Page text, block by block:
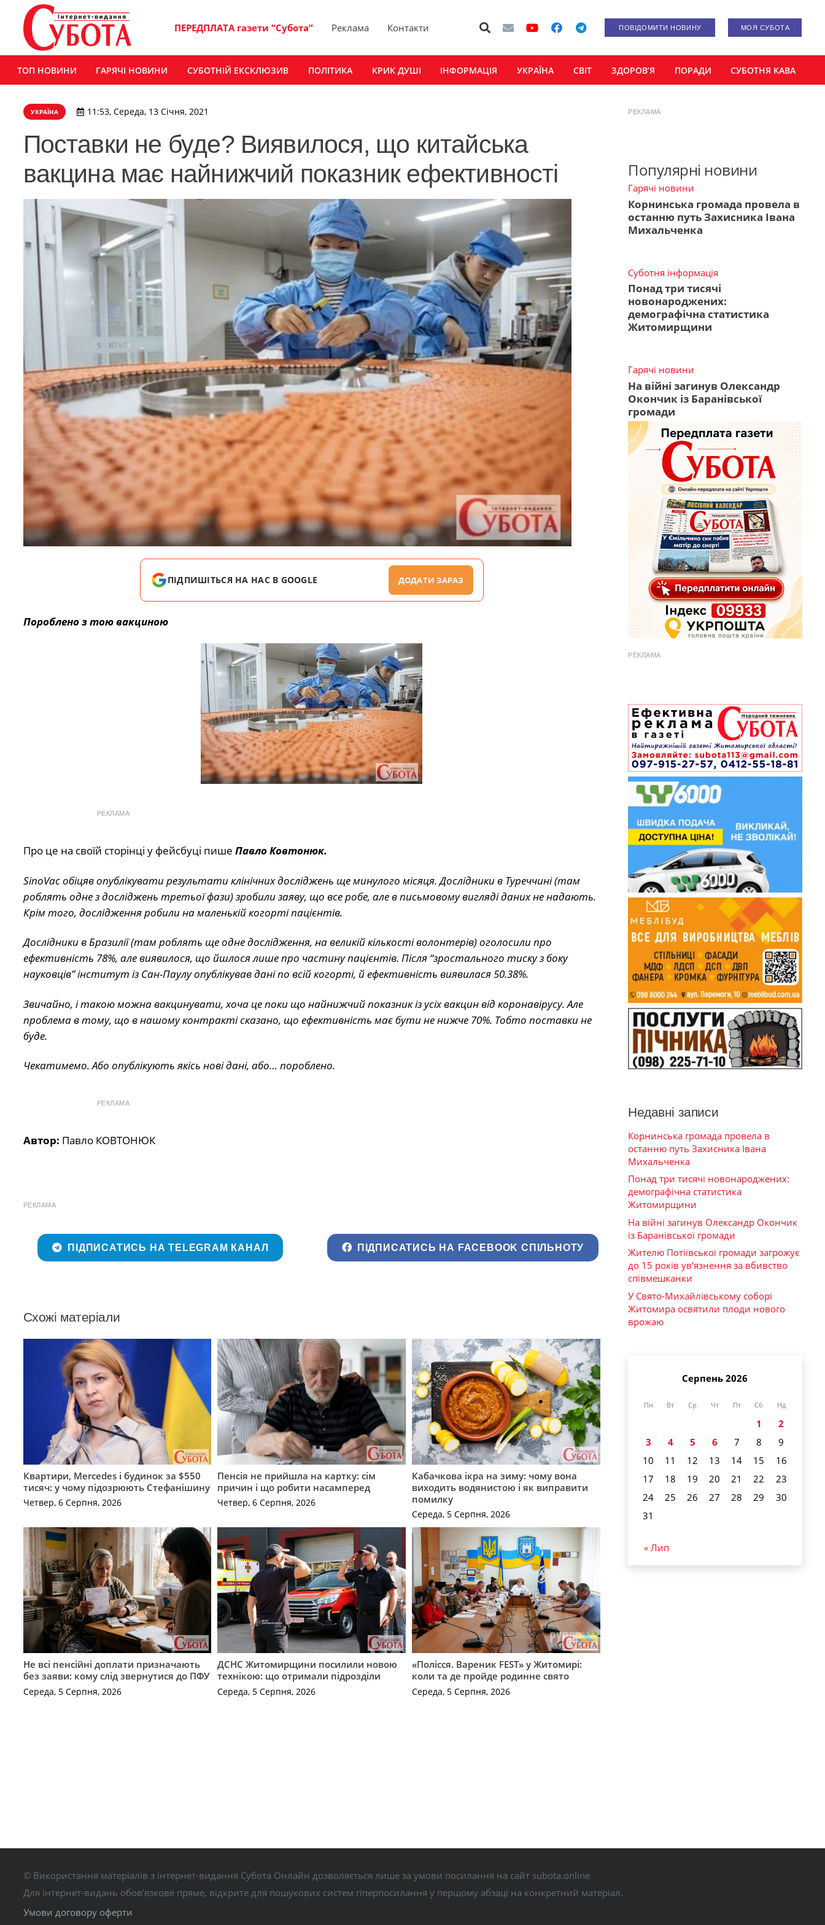
ПЕРЕДПЛАТА газети “Субота” Реклама Контакти ПОВІДОМИТИ НОВИНУ МОЯ СУБОТА
ТОП НОВИНИ ГАРЯЧІ НОВИНИ СУБОТНІЙ ЕКСКЛЮЗИВ ПОЛІТИКА КРИК ДУШІ ІНФОРМАЦІЯ УКРАЇНА СВІТ ЗДОРОВ’Я ПОРАДИ СУБОТНЯ КАВА
УКРАЇНА 11:53, Середа, 13 Січня, 2021
Поставки не буде? Виявилося, що китайська
вакцина має найнижчий показник ефективності
ПІДПИШІТЬСЯ НА НАС В GOOGLE ДОДАТИ ЗАРАЗ
Пороблено з тою вакциною
РЕКЛАМА
Про це на своїй сторінці у фейсбуці пише Павло Ковтонюк.
SinoVac обіцяв опублікувати результати клінічних досліджень ще минулого місяця. Дослідники в Туреччині (там
роблять одне з досліджень третьої фази) зробили заяву, що все робе, але в письмовому вигляді даних не надають.
Крім того, дослідження робили на маленькій когорті пацієнтів.
Дослідники в Бразилії (там роблять ще одне дослідження, на великій кількості волонтерів) оголосили про
ефективність 78%, але виявилося, що йшлося лише про частину пацієнтів. Після “зростального тиску з боку
науковців” інститут із Сан-Паулу опублікував дані по всій когорті, й ефективність виявилася 50.38%.
Звичайно, і такою можна вакцинувати, хоча це поки що найнижчий показник із усіх вакцин від коронавірусу. Але
проблема в тому, що в нашому контракті сказано, що ефективність має бути не нижче 70%. Тобто поставки не
буде.
Чекатимемо. Або опублікують якісь нові дані, або… пороблено.
РЕКЛАМА
Автор: Павло КОВТОНЮК
РЕКЛАМА
ПІДПИСАТИСЬ НА TELEGRAM КАНАЛ ПІДПИСАТИСЬ НА FACEBOOK СПІЛЬНОТУ
Схожі матеріали
Квартири, Mercedes і будинок за $550
тисяч: у чому підозрюють Стефанішину
Четвер, 6 Серпня, 2026
Пенсія не прийшла на картку: сім
причин і що робити насамперед
Четвер, 6 Серпня, 2026
Кабачкова ікра на зиму: чому вона
виходить водянистою і як виправити
помилку
Середа, 5 Серпня, 2026
Не всі пенсійні доплати призначають
без заяви: кому слід звернутися до ПФУ
Середа, 5 Серпня, 2026
ДСНС Житомирщини посилили новою
технікою: що отримали підрозділи
Середа, 5 Серпня, 2026
«Полісся. Вареник FEST» у Житомирі:
коли та де пройде родинне свято
Середа, 5 Серпня, 2026
РЕКЛАМА
Популярні новини
Гарячі новини
Корнинська громада провела в
останню путь Захисника Івана
Михальченка
Суботня інформація
Понад три тисячі
новонароджених:
демографічна статистика
Житомирщини
Гарячі новини
На війні загинув Олександр
Окончик із Баранівської
громади
РЕКЛАМА
Недавні записи
Корнинська громада провела в
останню путь Захисника Івана
Михальченка
Понад три тисячі новонароджених:
демографічна статистика
Житомирщини
На війні загинув Олександр Окончик
із Баранівської громади
Жителю Потіївської громади загрожує
до 15 років ув’язнення за вбивство
співмешканки
У Свято-Михайлівському соборі
Житомира освятили плоди нового
врожаю
Серпень 2026
Пн Вт Ср Чт Пт Сб Нд
1
2
3
4 5 6 7 8
9
10
11 12 13 14 15
16
17
18 19 20 21 22
23
24
25 26 27 28 29
30
31
« Лип
© Використання матеріалів з інтернет-видання Субота Онлайн дозволяється лише за умови посилання на сайт subota.online
Для інтернет-видань обов’язкове пряме, відкрите для пошукових систем гіперпосилання у першому абзаці на конкретний матеріал.
Умови договору оферти